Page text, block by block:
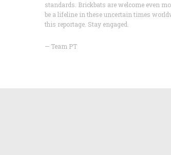
standards. Brickbats are welcome even
be a lifeline in these uncertain times
this reportage. Stay engaged.
— Team PT